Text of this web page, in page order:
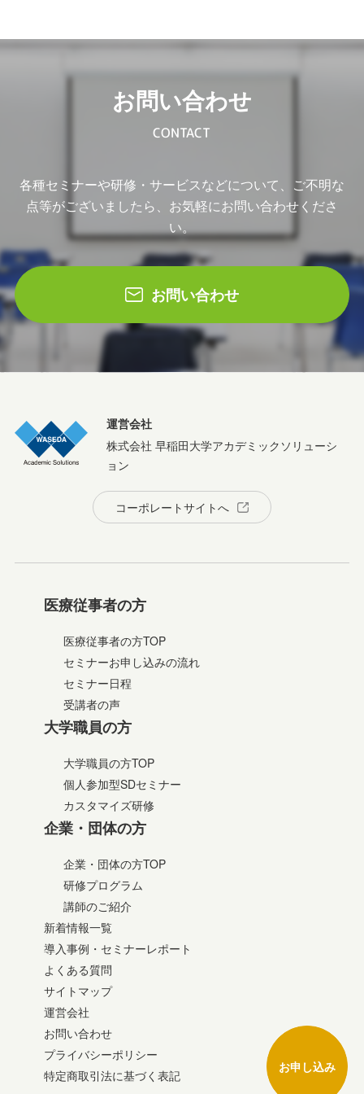
お申し込み
お問い合わせ
CONTACT
各種セミナーや研修・サービスなどについて、ご不明な
点等がございましたら、お気軽にお問い合わせくださ
い。
お問い合わせ
運営会社
株式会社 早稲田大学アカデミックソリューシ
ョン
コーポレートサイトへ
医療従事者の方
医療従事者の方TOP
セミナーお申し込みの流れ
セミナー日程
受講者の声
大学職員の方
大学職員の方TOP
個人参加型SDセミナー
カスタマイズ研修
企業・団体の方
企業・団体の方TOP
研修プログラム
講師のご紹介
新着情報一覧
導入事例・セミナーレポート
よくある質問
サイトマップ
運営会社
お問い合わせ
プライバシーポリシー
特定商取引法に基づく表記